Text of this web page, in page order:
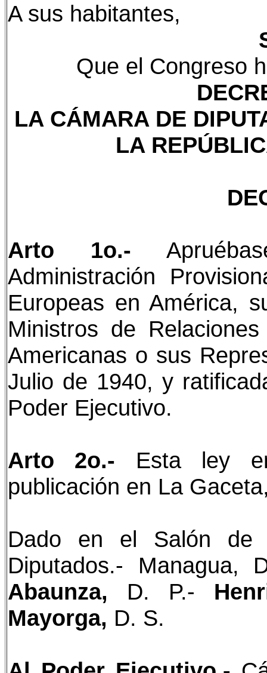
A sus habitantes,
Que el Congreso
LA CÁMARA DE
LA
Arto 1o.-
Administración
Europeas en América,
Ministros de
Americanas o sus
Julio de 1940, y
Poder Ejecutivo.
Arto 2o.- Esta ley
publicación en La
Dado en el Salón de
Diputados.-
Abaunza, D. P.-
Mayorga, D. S.